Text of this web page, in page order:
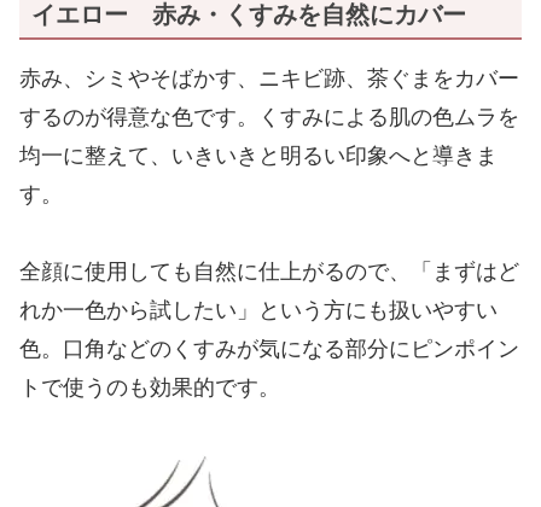
イエロー 赤み・くすみを自然にカバー
赤み、シミやそばかす、ニキビ跡、茶ぐまをカバー
するのが得意な色です。くすみによる肌の色ムラを
均一に整えて、いきいきと明るい印象へと導きま
す。
全顔に使用しても自然に仕上がるので、「まずはど
れか一色から試したい」という方にも扱いやすい
色。口角などのくすみが気になる部分にピンポイン
トで使うのも効果的です。